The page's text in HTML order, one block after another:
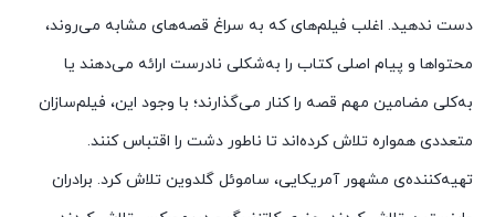
دست ندهید. اغلب فیلم‌های که به سراغ قصه‌های مشابه می‌روند،
محتواها و پیام اصلی کتاب را به‌شکلی نادرست ارائه می‌دهند یا
به‌کلی مضامین مهم قصه را کنار می‌گذارند؛ با وجود این، فیلم‌سازان
متعددی همواره تلاش کرده‌اند تا ناطور دشت را اقتباس کنند.
تهیه‌کننده‌ی مشهور آمریکایی، ساموئل گلدوین تلاش کرد. برادران